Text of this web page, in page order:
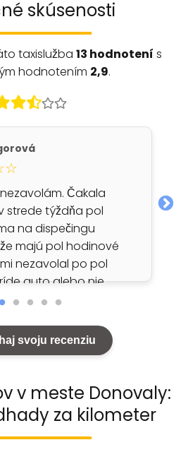
skúsenosti
taxislužba 13 hodnotení s
hodnotením 2,9.
Čakala
strede týždňa pol
na dispečingu
majú pol hodinové
nezavolal po pol
auto alebo nie.
na čo mi slečna
ako dlho budem
Ďakujem za službu.
svoju recenziu
v meste Donovaly:
za kilometer